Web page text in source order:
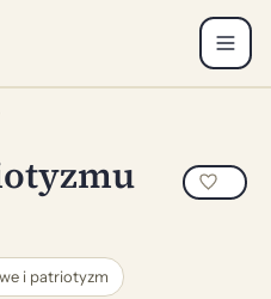
i patriotyzm